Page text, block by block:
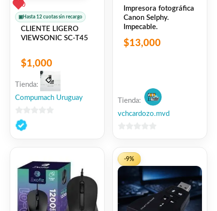
0
▣ Hasta 12 cuotas sin recargo
CLIENTE LIGERO
VIEWSONIC SC-T45
$1,000
Tienda:
Compumach Uruguay
0
de
Impresora fotográfica
Canon Selphy.
Impecable.
$13,000
Tienda:
vchcardozo.mvd
5
-9%